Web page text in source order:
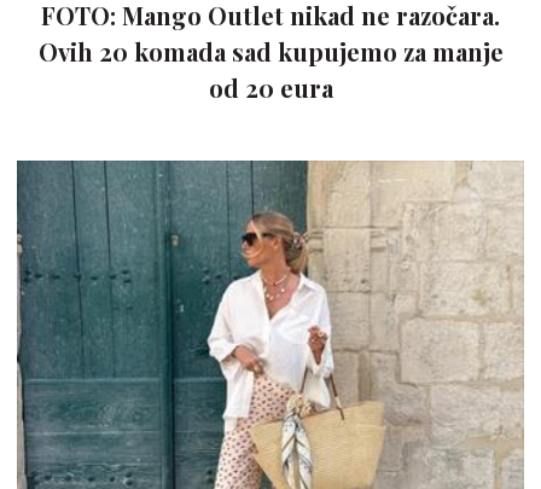
FOTO: Mango Outlet nikad ne razočara.
Ovih 20 komada sad kupujemo za manje
od 20 eura